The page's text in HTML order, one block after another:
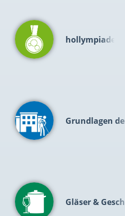
hollympiade
Grundlagen
Gläser &